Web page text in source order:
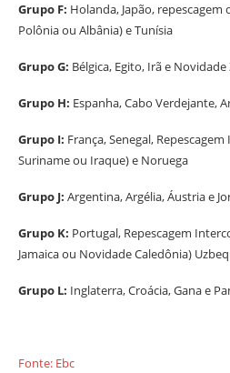
Grupo F: Holanda, Japão, repescagem
Polônia ou Albânia) e Tunísia
Grupo G: Bélgica, Egito, Irã e
Grupo H: Espanha, Cabo Verdejante,
Grupo I: França, Senegal,
Suriname ou Iraque) e Noruega
Grupo J: Argentina, Argélia, Áustria e
Grupo K: Portugal, Repescagem
Jamaica ou Novidade Caledônia)
Grupo L: Inglaterra, Croácia, Gana e
Fonte: Ebc